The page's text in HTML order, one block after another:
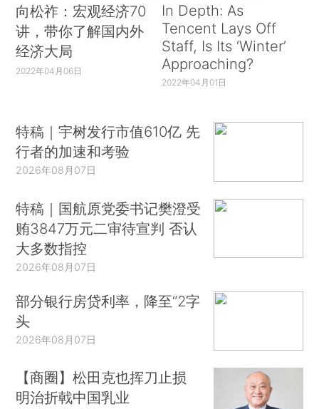
向松祚：宏观经济70
讲，带你了解国内外
经济大局
2022年04月06日
In Depth: As
Tencent Lays Off
Staff, Is Its ‘Winter’
Approaching?
2022年04月01日
特稿｜宇树发行市值610亿 先
行者的加速和考验
2026年08月07日
特稿｜国航原党委书记樊澄受
贿3847万元二审待宣判 否认
大多数指控
2026年08月07日
部分银行房贷利率，降至“2字
头
2026年08月07日
【商圈】松田克也挥刀止损
明治折戟中国乳业